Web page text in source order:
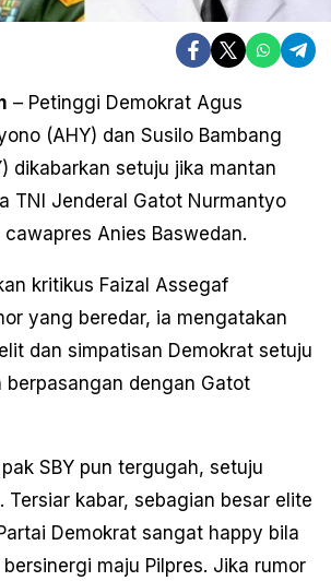
– Petinggi Demokrat Agus
(AHY) dan Susilo Bambang
dikabarkan setuju jika mantan
TNI Jenderal Gatot Nurmantyo
Anies Baswedan.
kritikus Faizal Assegaf
yang beredar, ia mengatakan
dan simpatisan Demokrat setuju
berpasangan dengan Gatot
SBY pun tergugah, setuju
Tersiar kabar, sebagian besar elite
Demokrat sangat happy bila
maju Pilpres. Jika rumor